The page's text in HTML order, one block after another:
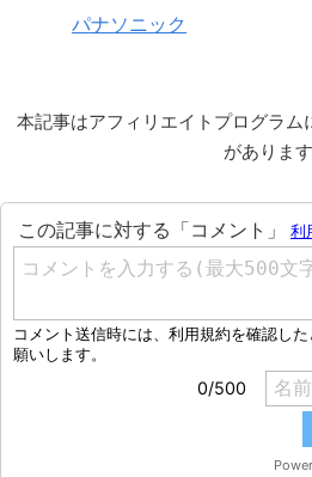
パナソニック
本記事はアフィリエイトプログラム
があります